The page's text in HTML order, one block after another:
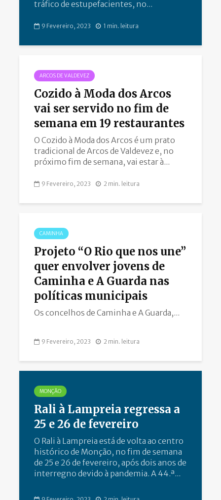
tráfico de estupefacientes, no...
9 Fevereiro, 2023 1 min. leitura
ARCOS DE VALDEVEZ
Cozido à Moda dos Arcos
vai ser servido no fim de
semana em 19 restaurantes
O Cozido à Moda dos Arcos é um prato
tradicional de Arcos de Valdevez e, no
próximo fim de semana, vai estar à...
9 Fevereiro, 2023 2 min. leitura
CAMINHA
Projeto “O Rio que nos une”
quer envolver jovens de
Caminha e A Guarda nas
políticas municipais
Os concelhos de Caminha e A Guarda,...
9 Fevereiro, 2023 2 min. leitura
MONÇÃO
Rali à Lampreia regressa a
25 e 26 de fevereiro
O Rali à Lampreia está de volta ao centro
histórico de Monção, no fim de semana
de 25 e 26 de fevereiro, após dois anos de
interregno devido à pandemia. A 44.ª...